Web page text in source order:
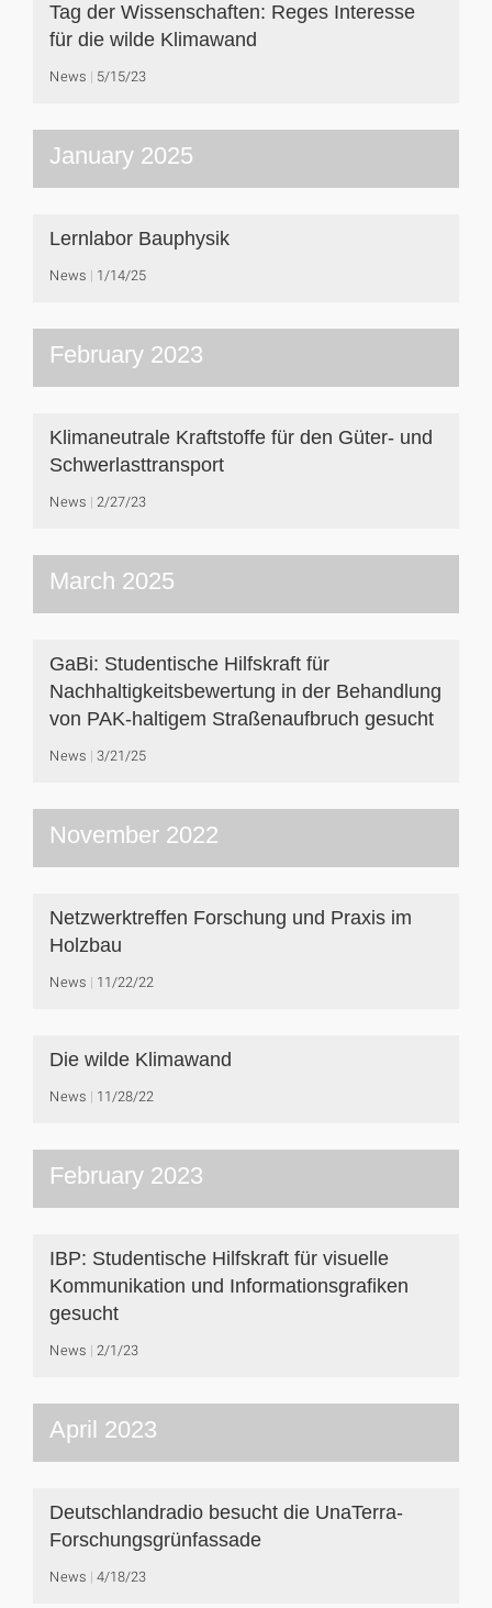
Tag der Wissenschaften: Reges Interesse
für die wilde Klimawand
News 5/15/23
January 2025
Lernlabor Bauphysik
News 1/14/25
February 2023
Klimaneutrale Kraftstoffe für den Güter- und
Schwerlasttransport
News 2/27/23
March 2025
GaBi: Studentische Hilfskraft für
Nachhaltigkeitsbewertung in der Behandlung
von PAK-haltigem Straßenaufbruch gesucht
News 3/21/25
November 2022
Netzwerktreffen Forschung und Praxis im
Holzbau
News 11/22/22
Die wilde Klimawand
News 11/28/22
February 2023
IBP: Studentische Hilfskraft für visuelle
Kommunikation und Informationsgrafiken
gesucht
News 2/1/23
April 2023
Deutschlandradio besucht die UnaTerra-
Forschungsgrünfassade
News 4/18/23